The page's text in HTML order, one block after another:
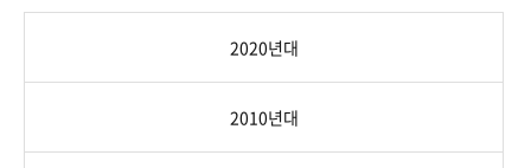
2020년대
2010년대